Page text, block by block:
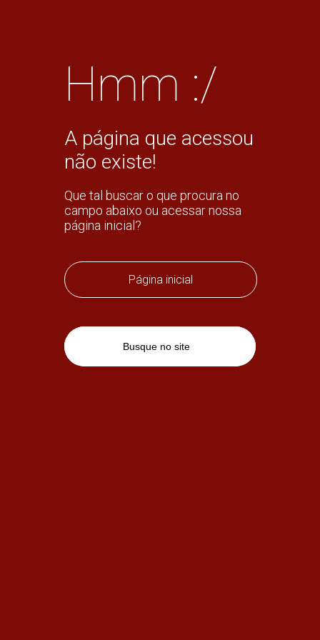
Hmm :/
A página que acessou
não existe!
Que tal buscar o que procura no
campo abaixo ou acessar nossa
página inicial?
Página inicial